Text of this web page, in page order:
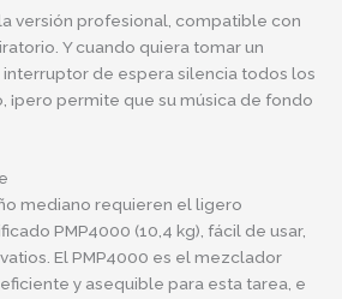
versión profesional, compatible con
Y cuando quiera tomar un
de espera silencia todos los
¡pero permite que su música de fondo
mediano requieren el ligero
PMP4000 (10,4 kg), fácil de usar,
El PMP4000 es el mezclador
y asequible para esta tarea, e